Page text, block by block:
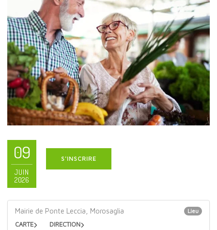
09
JUIN
2026
S'INSCRIRE
Mairie de Ponte Leccia, Morosaglia Lieu
CARTE DIRECTION